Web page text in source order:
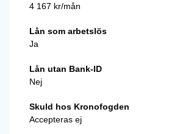
4 167 kr/mån
Lån som arbetslös
Ja
Lån utan Bank-ID
Nej
Skuld hos Kronofogden
Accepteras ej